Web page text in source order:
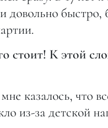
довольно
стоит! К этой
казалось, что
из-за детской